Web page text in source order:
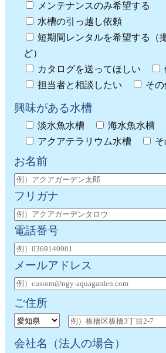
メンテナンスのみ希望する
水槽の引っ越し依頼
短期間レンタルを希望する（
ど）
カタログを送ってほしい
担当者と相談したい
そ
興味がある水槽
淡水魚水槽
海水魚水槽
アクアテラリウム水槽
お名前
フリガナ
電話番号
メールアドレス
ご住所
会社名 （法人の場合）